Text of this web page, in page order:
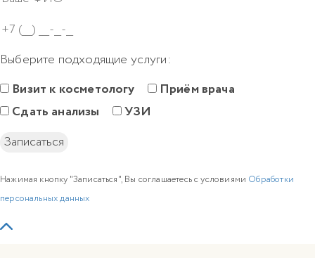
Выберите подходящие услуги:
Визит к косметологу
Приём врача
Сдать анализы
УЗИ
Нажимая кнопку "Записаться", Вы соглашаетесь с условиями Обработки
персональных данных